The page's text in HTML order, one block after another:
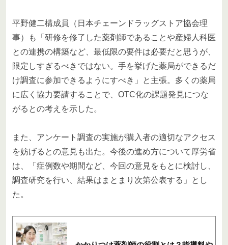
平野健二構成員（日本チェーンドラッグストア協会理
事）も「研修を修了した薬剤師であることや産婦人科医
との連携の構築など、最低限の要件は必要だと思うが、
限定しすぎるべきではない。手を挙げた薬局ができるだ
け調査に参加できるようにすべき」と主張。多くの薬局
に広く協力要請することで、OTC化の課題発見につな
がるとの考えを示した。
また、アンケート調査の実施が購入者の適切なアクセス
を妨げるとの意見も出た。今後の進め方について厚労省
は、「症例数や期間など、今回の意見をもとに検討し、
調査研究を行い、結果はまとまり次第公表する」とし
た。